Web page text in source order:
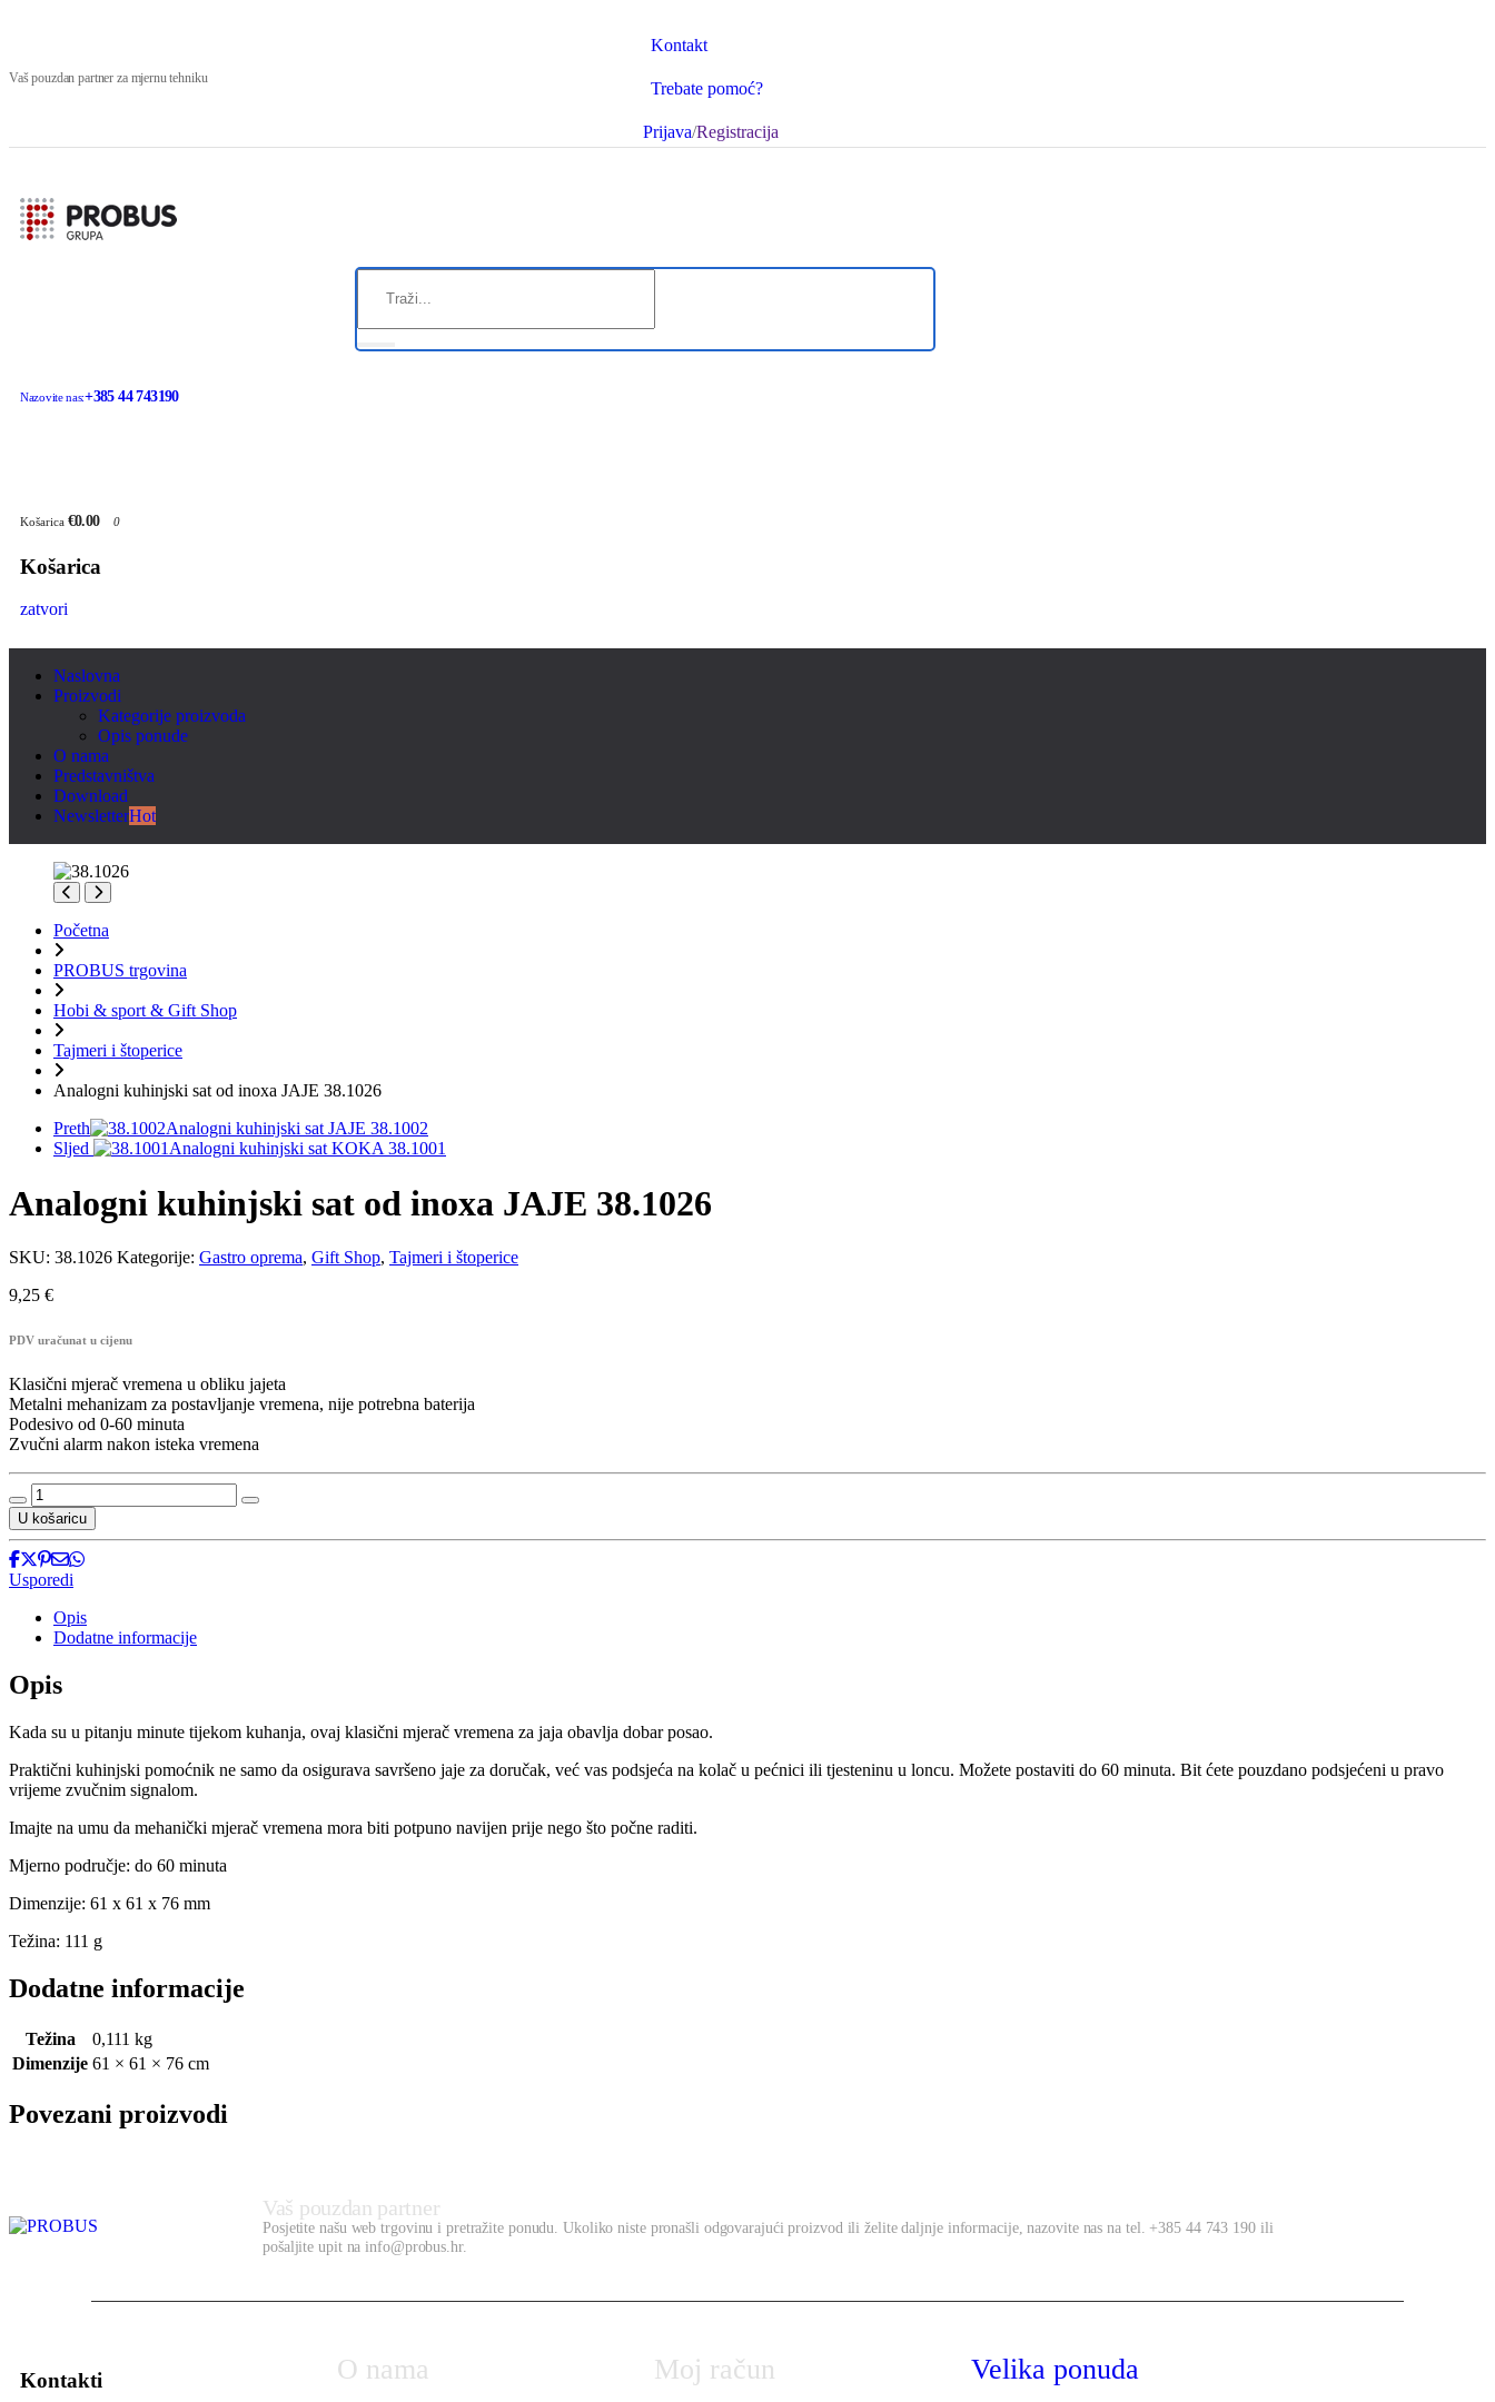
Vaš pouzdan partner za mjernu tehniku
Kontakt
Trebate pomoć?
Prijava/Registracija
Nazovite nas:+385 44 743190
Košarica €0.00 0
Košarica
zatvori
Naslovna
Proizvodi
Kategorije proizvoda
Opis ponude
O nama
Predstavništva
Download
NewsletterHot
Početna
PROBUS trgovina
Hobi & sport & Gift Shop
Tajmeri i štoperice
Analogni kuhinjski sat od inoxa JAJE 38.1026
Preth
Analogni kuhinjski sat JAJE 38.1002
Sljed
Analogni kuhinjski sat KOKA 38.1001
Analogni kuhinjski sat od inoxa JAJE 38.1026
SKU: 38.1026 Kategorije: Gastro oprema, Gift Shop, Tajmeri i štoperice
9,25 €
PDV uračunat u cijenu
Klasični mjerač vremena u obliku jajeta
Metalni mehanizam za postavljanje vremena, nije potrebna baterija
Podesivo od 0-60 minuta
Zvučni alarm nakon isteka vremena
U košaricu
Usporedi
Opis
Dodatne informacije
Opis
Kada su u pitanju minute tijekom kuhanja, ovaj klasični mjerač vremena za jaja obavlja dobar posao.
Praktični kuhinjski pomoćnik ne samo da osigurava savršeno jaje za doručak, već vas podsjeća na kolač u pećnici ili tjesteninu u loncu. Možete postaviti do 60 minuta. Bit ćete pouzdano podsjećeni u pravo
vrijeme zvučnim signalom.
Imajte na umu da mehanički mjerač vremena mora biti potpuno navijen prije nego što počne raditi.
Mjerno područje: do 60 minuta
Dimenzije: 61 x 61 x 76 mm
Težina: 111 g
Dodatne informacije
Težina
0,111 kg
Dimenzije 61 × 61 × 76 cm
Povezani proizvodi
Vaš pouzdan partner
Posjetite našu web trgovinu i pretražite ponudu. Ukoliko niste pronašli odgovarajući proizvod ili želite daljnje informacije, nazovite nas na tel. +385 44 743 190 ili
pošaljite upit na info@probus.hr.
Kontakti O nama Moj račun Velika ponuda